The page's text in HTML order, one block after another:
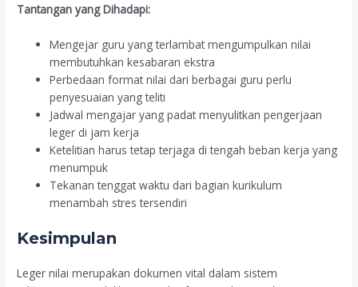
Tantangan yang Dihadapi:
Mengejar guru yang terlambat mengumpulkan nilai
membutuhkan kesabaran ekstra
Perbedaan format nilai dari berbagai guru perlu
penyesuaian yang teliti
Jadwal mengajar yang padat menyulitkan pengerjaan
leger di jam kerja
Ketelitian harus tetap terjaga di tengah beban kerja yang
menumpuk
Tekanan tenggat waktu dari bagian kurikulum
menambah stres tersendiri
Kesimpulan
Leger nilai merupakan dokumen vital dalam sistem